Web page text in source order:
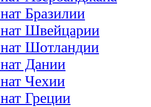
Бразилии
Швейцарии
Шотландии
Дании
Чехии
Греции